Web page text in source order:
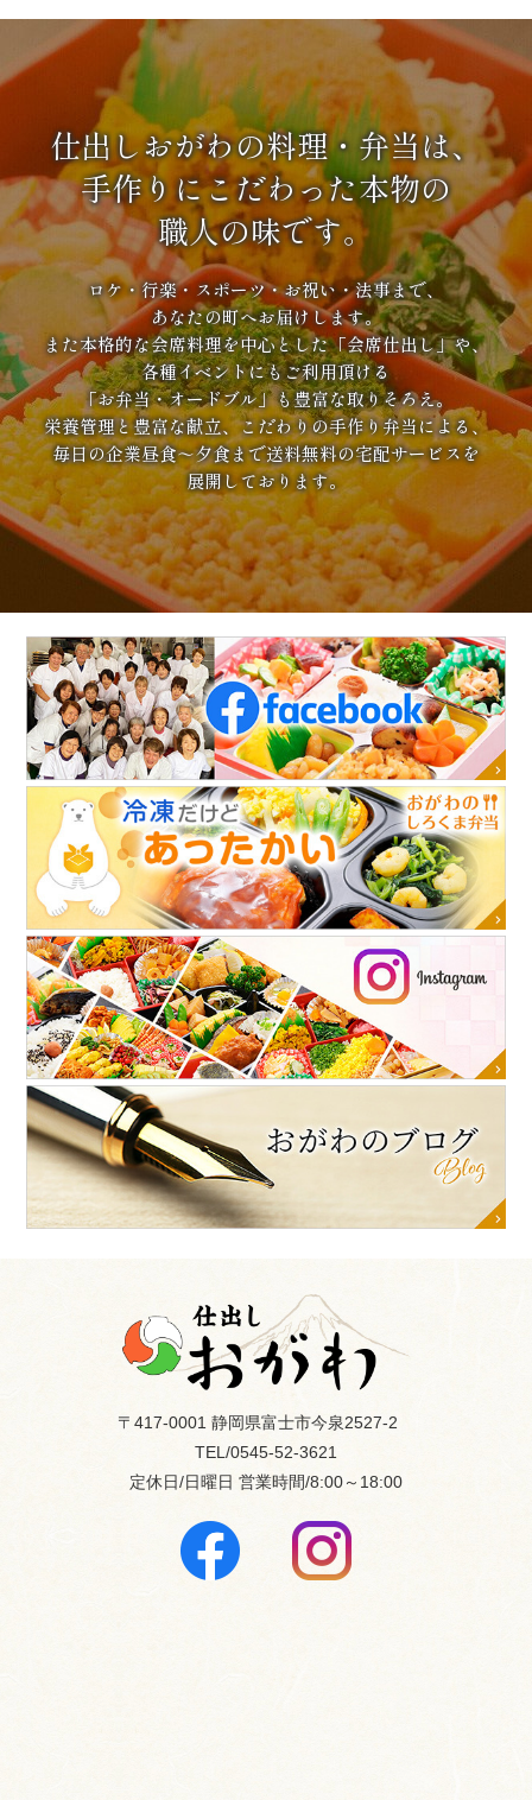
仕出しおがわの料理・弁当は、
手作りにこだわった本物の
職人の味です。
ロケ・行楽・スポーツ・お祝い・法事まで、
あなたの町へお届けします。
また本格的な会席料理を中心とした「会席仕出し」や、
各種イベントにもご利用頂ける
「お弁当・オードブル」も豊富な取りそろえ。
栄養管理と豊富な献立、こだわりの手作り弁当による、
毎日の企業昼食～夕食まで送料無料の宅配サービスを
展開しております。
〒417-0001 静岡県富士市今泉2527-2
TEL/0545-52-3621
定休日/日曜日 営業時間/8:00～18:00